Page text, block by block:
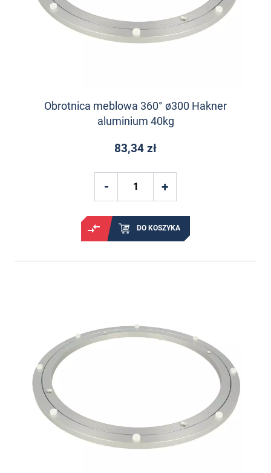
Obrotnica meblowa 360° ø300 Hakner
aluminium 40kg
83,34 zł
DO KOSZYKA